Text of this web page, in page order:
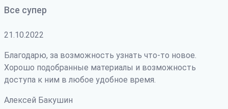
Все супер
21.10.2022
Благодарю, за возможность узнать что-то новое.
Хорошо подобранные материалы и возможность
доступа к ним в любое удобное время.
Алексей Бакушин